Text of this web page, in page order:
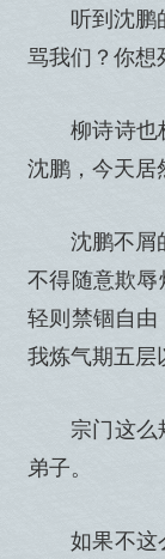
听到沈鹏
骂我们？你想
柳诗诗
沈鹏，今天居
沈鹏不屑
不得随意欺辱
轻则禁锢自
我炼气期五层
宗门这
弟子。
如果不